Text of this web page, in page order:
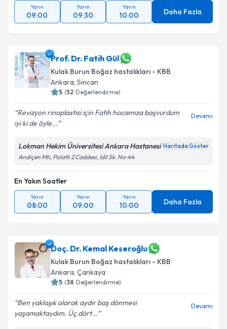
Yarın
09:00
Yarın
09:30
Yarın
10:00 Daha Fazla
Prof. Dr. Fatih Gül
Kulak Burun Boğaz hastalıkları - KBB
Ankara, Sincan
5 (52 Değerlendirme)
Revizyon rinoplastisi için Fatih hocamıza başvurdum
iyi ki de öyle...
Devamı
Lokman Hekim Üniversitesi Ankara Hastanesi Haritada Göster
Andiçen Mh, Polatlı 2 Caddesi, İdil Sk. No:44
En Yakın Saatler
Yarın
08:00
Yarın
09:00
Yarın
10:00 Daha Fazla
Doç. Dr. Kemal Keseroğlu
Kulak Burun Boğaz hastalıkları - KBB
Ankara, Çankaya
5 (38 Değerlendirme)
Ben yaklaşık olarak aydır baş dönmesi
yaşamaktaydım. Üç dört...
Devamı